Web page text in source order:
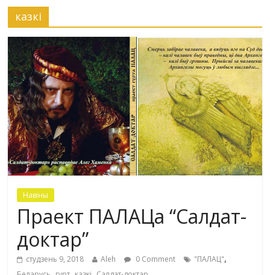
казкі
Навіны
Праект ПАЛАЦа “Салдат-
доктар”
студзень 9, 2018 Aleh 0 Comment "ПАЛАЦ",